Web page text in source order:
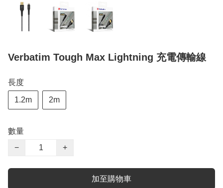
Verbatim Tough Max Lightning 充電傳輸線
長度
1.2m 2m
數量
−
+
加至購物車